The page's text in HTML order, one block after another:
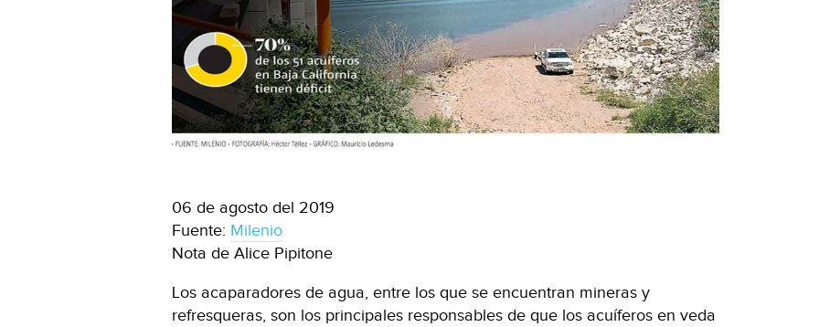
06 de agosto del 2019
Fuente: Milenio
Nota de Alice Pipitone
Los acaparadores de agua, entre los que se encuentran mineras y
refresqueras, son los principales responsables de que los acuíferos en veda